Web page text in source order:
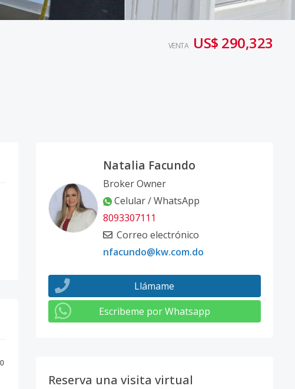
VENTA US$ 290,323
Natalia Facundo
Broker Owner
Celular / WhatsApp
8093307111
Correo electrónico
nfacundo@kw.com.do
Llámame
Escribeme por Whatsapp
Reserva una visita virtual